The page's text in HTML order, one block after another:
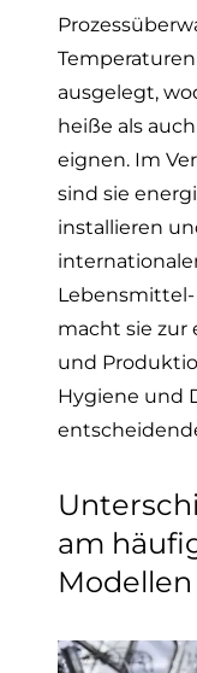
Temperaturen
ausgelegt,
heiße als
eignen. Im
sind sie
installieren
macht sie zur
und
Hygiene und
am
Modellen